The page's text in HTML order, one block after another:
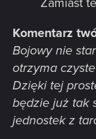
Komentarz
Bojowy nie
otrzyma
Dzięki tej
będzie już tak
jednostek z